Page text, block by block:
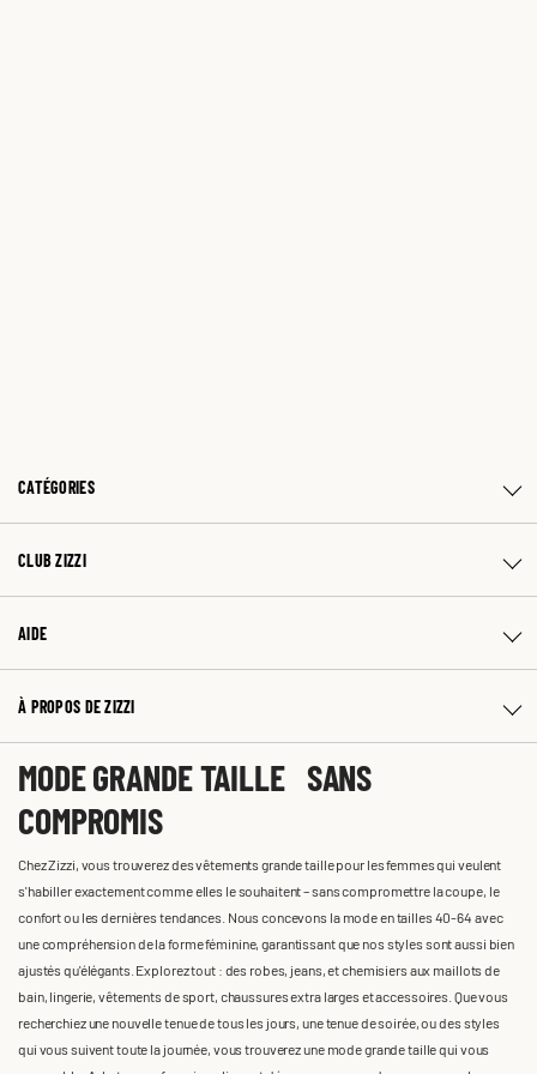
CATÉGORIES
CLUB ZIZZI
AIDE
À PROPOS DE ZIZZI
MODE GRANDE TAILLE SANS
COMPROMIS
Chez Zizzi, vous trouverez des vêtements grande taille pour les femmes qui veulent
s'habiller exactement comme elles le souhaitent – sans compromettre la coupe, le
confort ou les dernières tendances. Nous concevons la mode en tailles 40-64 avec
une compréhension de la forme féminine, garantissant que nos styles sont aussi bien
ajustés qu'élégants. Explorez tout : des robes, jeans, et chemisiers aux maillots de
bain, lingerie, vêtements de sport, chaussures extra larges et accessoires. Que vous
recherchiez une nouvelle tenue de tous les jours, une tenue de soirée, ou des styles
qui vous suivent toute la journée, vous trouverez une mode grande taille qui vous